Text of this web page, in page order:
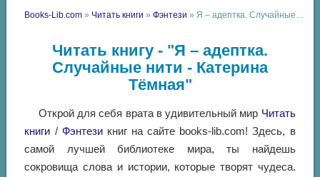
Books-Lib.com » Читать книги »Фэнтези » Я – адептка. Случайные нити - Катерина Тёмная
Читать книгу - "Я – адептка.
Случайные нити - Катерина
Тёмная"
Открой для себя врата в удивительный мир Читать
книги / Фэнтезикниг на сайте books-lib.com! Здесь, в
самой лучшей библиотеке мира, ты найдешь
сокровища слова и истории, которые творят чудеса.